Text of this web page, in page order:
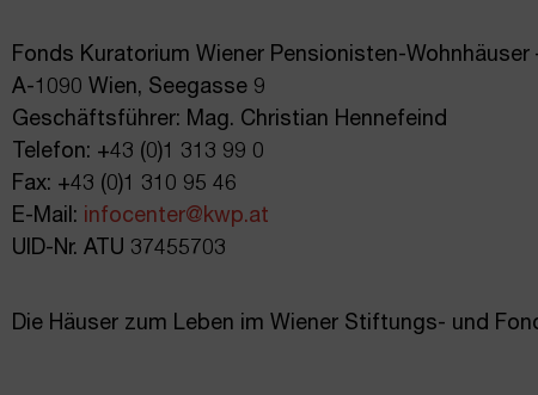
Fonds Kuratorium Wiener Pensionisten-Wohnhäuser
A-1090 Wien, Seegasse 9
Geschäftsführer: Mag. Christian Hennefeind
Telefon: +43 (0)1 313 99 0
Fax: +43 (0)1 310 95 46
E-Mail: infocenter@kwp.at
UID-Nr. ATU 37455703
Die Häuser zum Leben im Wiener Stiftungs- und